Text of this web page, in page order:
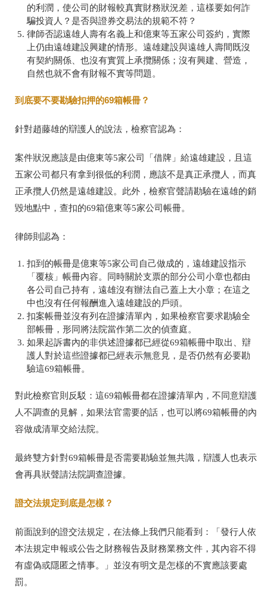
的利潤，使公司的財報較真實財務狀況差，這樣要如何詐
騙投資人？是否與證券交易法的規範不符？
律師否認遠雄人壽有名義上和億東等五家公司簽約，實際
上仍由遠雄建設興建的情形。遠雄建設與遠雄人壽間既沒
有契約關係、也沒有實質上承攬關係；沒有興建、營造，
自然也就不會有財報不實等問題。
到底要不要勘驗扣押的69箱帳冊？
針對趙藤雄的辯護人的說法，檢察官認為：
案件狀況應該是由億東等5家公司「借牌」給遠雄建設，且這
五家公司都只有拿到很低的利潤，應該不是真正承攬人，而真
正承攬人仍然是遠雄建設。此外，檢察官聲請勘驗在遠雄的銷
毀地點中，查扣的69箱億東等5家公司帳冊。
律師則認為：
扣到的帳冊是億東等5家公司自己做成的，遠雄建設指示
「覆核」帳冊內容。同時關於支票的部分公司小章也都由
各公司自己持有，遠雄沒有辦法自己蓋上大小章；在這之
中也沒有任何報酬進入遠雄建設的戶頭。
扣案帳冊並沒有列在證據清單內，如果檢察官要求勘驗全
部帳冊，形同將法院當作第二次的偵查庭。
如果起訴書內的非供述證據都已經從69箱帳冊中取出、辯
護人對於這些證據都已經表示無意見，是否仍然有必要勘
驗這69箱帳冊。
對此檢察官則反駁：這69箱帳冊都在證據清單內，不同意辯護
人不調查的見解，如果法官需要的話，也可以將69箱帳冊的內
容做成清單交給法院。
最終雙方針對69箱帳冊是否需要勘驗並無共識，辯護人也表示
會再具狀聲請法院調查證據。
證交法規定到底是怎樣？
前面說到的證交法規定，在法條上我們只能看到：「發行人依
本法規定申報或公告之財務報告及財務業務文件，其內容不得
有虛偽或隱匿之情事。」並沒有明文是怎樣的不實應該要處
罰。